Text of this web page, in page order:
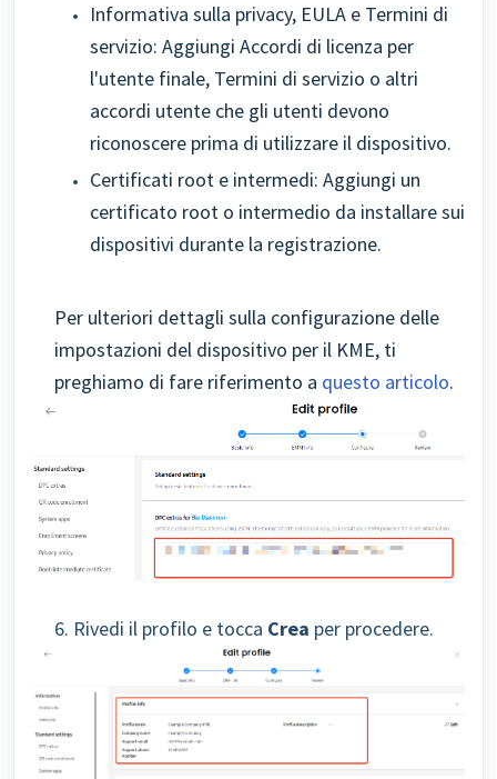
Informativa sulla privacy, EULA e Termini di
servizio: Aggiungi Accordi di licenza per
l'utente finale, Termini di servizio o altri
accordi utente che gli utenti devono
riconoscere prima di utilizzare il dispositivo.
Certificati root e intermedi: Aggiungi un
certificato root o intermedio da installare sui
dispositivi durante la registrazione.
Per ulteriori dettagli sulla configurazione delle
impostazioni del dispositivo per il KME, ti
preghiamo di fare riferimento a questo articolo.
6. Rivedi il profilo e tocca Crea per procedere.